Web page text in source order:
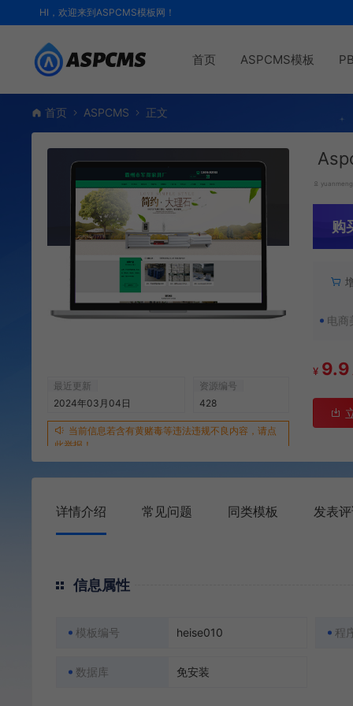
HI，欢迎来到ASPCMS模板网！
首页 ASPCMS模板
首页 ASPCMS 正文
最近更新
2024年03月04日
资源编号
428
当前信息若含有黄赌毒等违法违规不良内容，请点
此举报！
yuanmeng
购
电商
¥ 9.9
详情介绍 常见问题 同类模板 发表
信息属性
模板编号 heise010 程
数据库 免安装